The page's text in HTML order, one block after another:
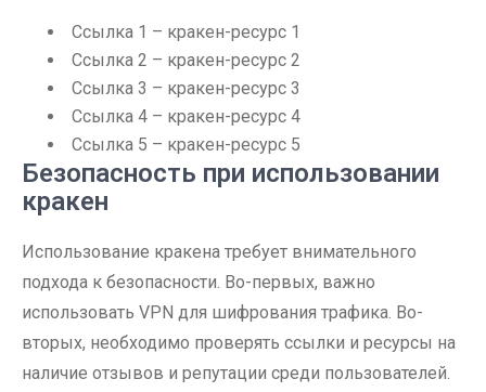
Ссылка 1 – кракен-ресурс 1
Ссылка 2 – кракен-ресурс 2
Ссылка 3 – кракен-ресурс 3
Ссылка 4 – кракен-ресурс 4
Ссылка 5 – кракен-ресурс 5
Безопасность при использовании
кракен
Использование кракена требует внимательного
подхода к безопасности. Во-первых, важно
использовать VPN для шифрования трафика. Во-
вторых, необходимо проверять ссылки и ресурсы на
наличие отзывов и репутации среди пользователей.